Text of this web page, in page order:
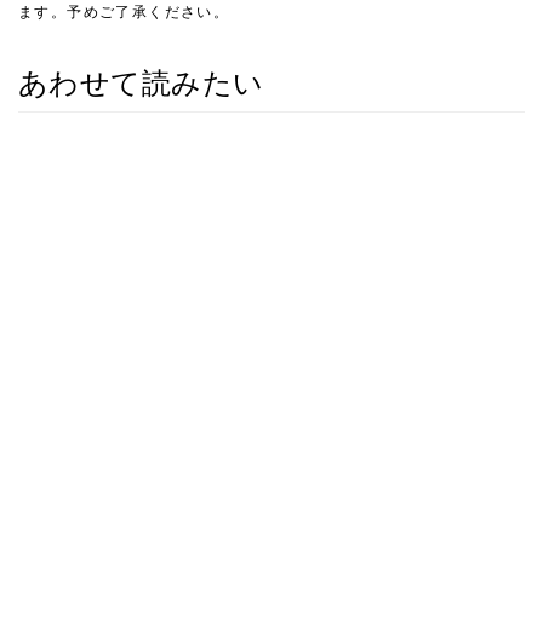
ます。予めご了承ください。
あわせて読みたい